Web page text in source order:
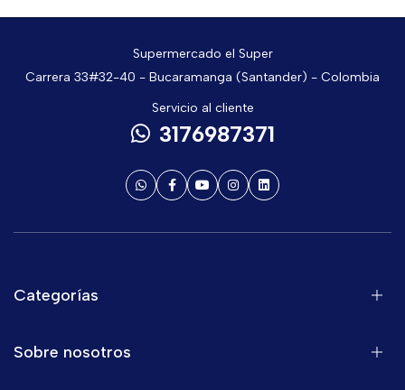
Supermercado el Super
Carrera 33#32-40 - Bucaramanga (Santander) - Colombia
Servicio al cliente
3176987371
Categorías
Sobre nosotros